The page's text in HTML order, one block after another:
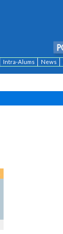
Intra-Alums News